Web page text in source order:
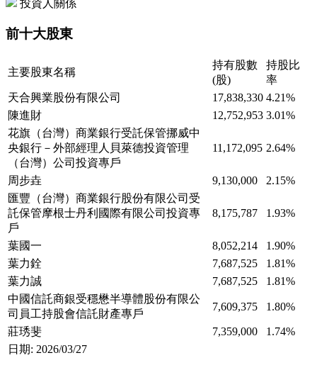
投資人關係
前十大股東
主要股東名稱
持有股數
(股)
持股比
率
天合興業股份有限公司
17,838,330 4.21%
陳進財
12,752,953 3.01%
花旗（台灣）商業銀行受託保管挪威中
央銀行－外部經理人貝萊德投資管理
（台灣）公司投資專戶
11,172,095 2.64%
周步垚 9,130,000
2.15%
匯豐（台灣）商業銀行股份有限公司受
託保管摩根士丹利國際有限公司投資專
戶
8,175,787 1.93%
葉國一 8,052,214
1.90%
葉力銓
7,687,525
1.81%
葉力誠
7,687,525
1.81%
中國信託商銀受穩懋半導體股份有限公
司員工持股會信託財產專戶
7,609,375 1.80%
莊琇斐 7,359,000
1.74%
日期: 2026/03/27